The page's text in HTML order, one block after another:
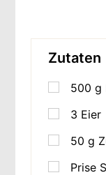
Zutaten
500 g
3 Eier
50 g
Prise